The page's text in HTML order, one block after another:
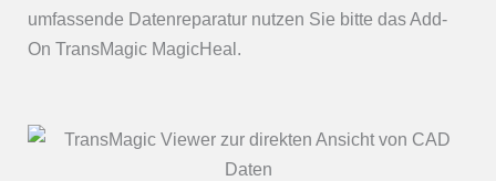
umfassende Datenreparatur nutzen Sie bitte das Add-
On TransMagic MagicHeal.